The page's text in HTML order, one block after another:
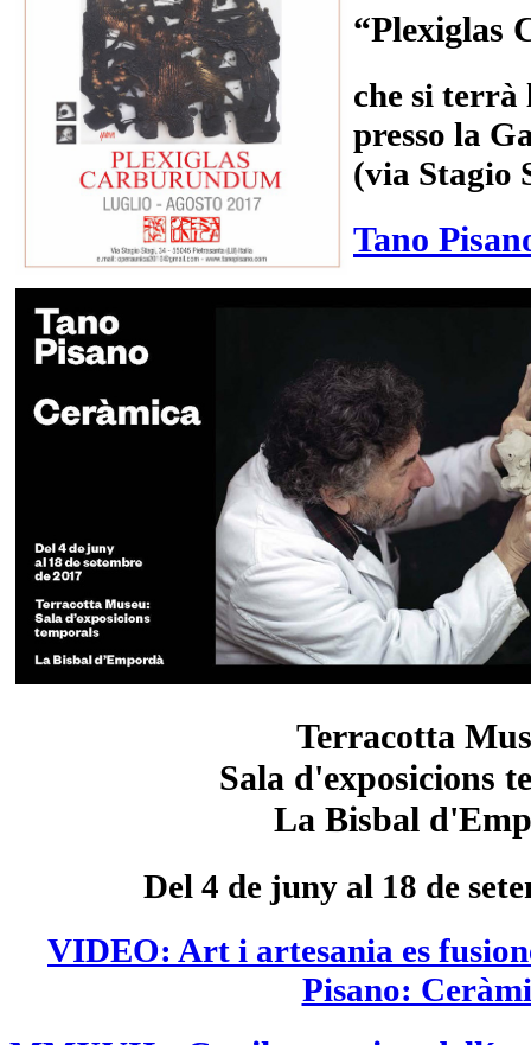
“Plexiglas
che si terrà
presso la
(via Stagio
Tano
Terracotta
Sala d'exposicions
La Bisbal
Del 4 de juny al 18 de
VIDEO: Art i artesania es
Pisano: